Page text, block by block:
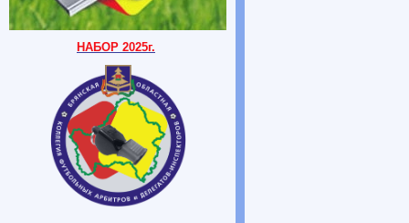
НАБОР 2025г.